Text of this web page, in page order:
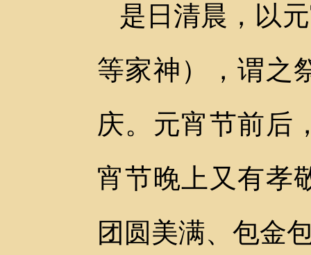
是日清晨，以
等家神），谓之
庆。元宵节前后
宵节晚上又有孝
团圆美满、包金